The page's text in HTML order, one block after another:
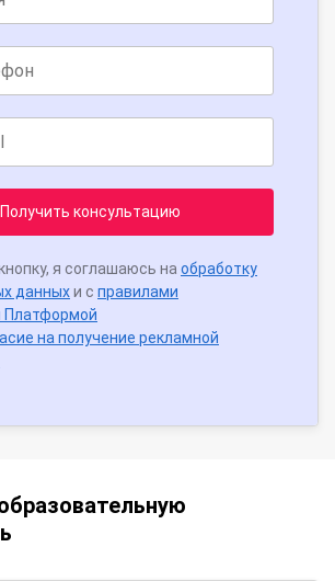
Получить консультацию
я соглашаюсь на обработку
данныхи с правилами
Платформой
на получение рекламной